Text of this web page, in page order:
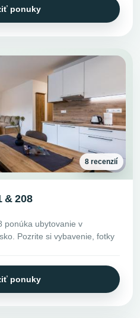
ponuky
8 recenzií
& 208
ponúka ubytovanie v
Pozrite si vybavenie, fotky
ponuky